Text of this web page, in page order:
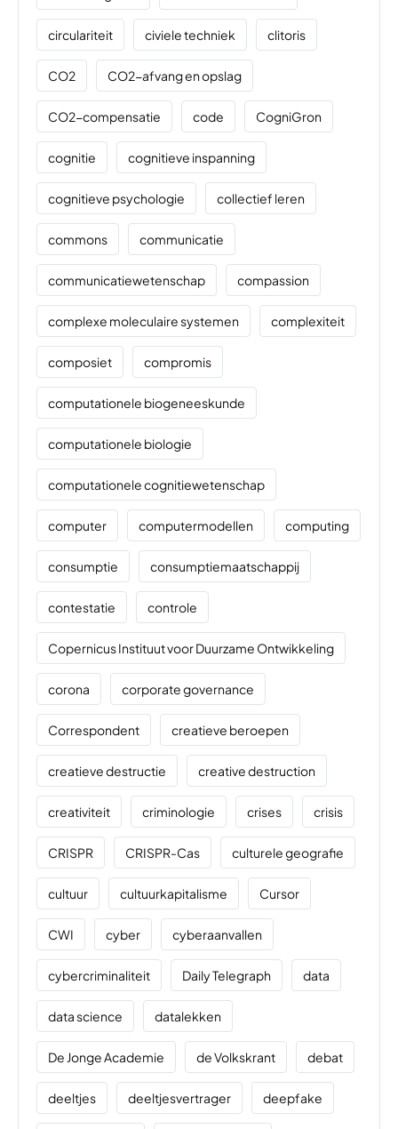
circulariteit civiele techniek clitoris
CO2 CO2-afvang en opslag
CO2-compensatie code CogniGron
cognitie cognitieve inspanning
cognitieve psychologie collectief leren
commons communicatie
communicatiewetenschap compassion
complexe moleculaire systemen complexiteit
composiet compromis
computationele biogeneeskunde
computationele biologie
computationele cognitiewetenschap
computer computermodellen computing
consumptie consumptiemaatschappij
contestatie controle
Copernicus Instituut voor Duurzame Ontwikkeling
corona corporate governance
Correspondent creatieve beroepen
creatieve destructie creative destruction
creativiteit criminologie crises crisis
CRISPR CRISPR-Cas culturele geografie
cultuur cultuurkapitalisme Cursor
CWI cyber cyberaanvallen
cybercriminaliteit Daily Telegraph data
data science datalekken
De Jonge Academie de Volkskrant debat
deeltjes deeltjesvertrager deepfake